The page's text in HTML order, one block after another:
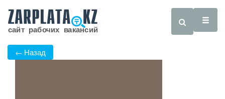
← Назад